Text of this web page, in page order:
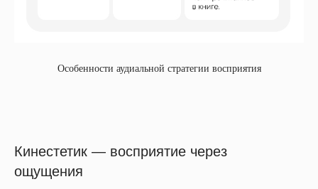
Особенности аудиальной стратегии восприятия
Кинестетик — восприятие через
ощущения